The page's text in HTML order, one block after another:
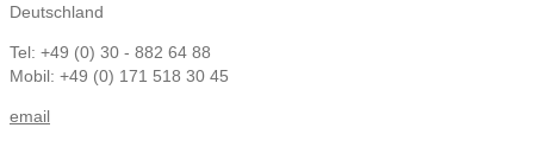
Deutschland
Tel: +49 (0) 30 - 882 64 88
Mobil: +49 (0) 171 518 30 45
email